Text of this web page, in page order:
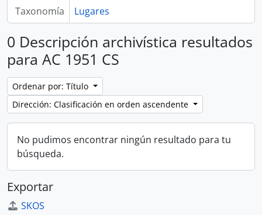
Taxonomía Lugares
0 Descripción archivística resultados
para AC 1951 CS
Ordenar por: Título
Dirección: Clasificación en orden ascendente
No pudimos encontrar ningún resultado para tu
búsqueda.
Exportar
SKOS